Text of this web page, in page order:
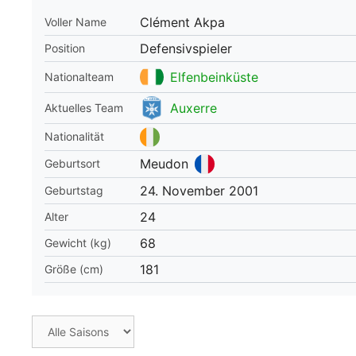
downloaden
Voller Name Clément Akpa
Position Defensivspieler
Nationalteam Elfenbeinküste
Aktuelles Team Auxerre
Nationalität
Geburtsort
Meudon
Geburtstag 24. November 2001
Alter 24
Gewicht (kg) 68
Größe (cm) 181